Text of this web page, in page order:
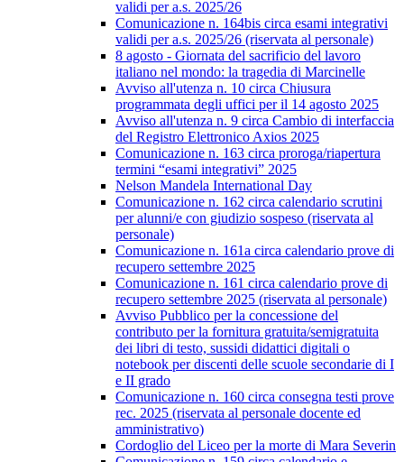
validi per a.s. 2025/26
Comunicazione n. 164bis circa esami integrativi
validi per a.s. 2025/26 (riservata al personale)
8 agosto - Giornata del sacrificio del lavoro
italiano nel mondo: la tragedia di Marcinelle
Avviso all'utenza n. 10 circa Chiusura
programmata degli uffici per il 14 agosto 2025
Avviso all'utenza n. 9 circa Cambio di interfaccia
del Registro Elettronico Axios 2025
Comunicazione n. 163 circa proroga/riapertura
termini “esami integrativi” 2025
Nelson Mandela International Day
Comunicazione n. 162 circa calendario scrutini
per alunni/e con giudizio sospeso (riservata al
personale)
Comunicazione n. 161a circa calendario prove di
recupero settembre 2025
Comunicazione n. 161 circa calendario prove di
recupero settembre 2025 (riservata al personale)
Avviso Pubblico per la concessione del
contributo per la fornitura gratuita/semigratuita
dei libri di testo, sussidi didattici digitali o
notebook per discenti delle scuole secondarie di I
e II grado
Comunicazione n. 160 circa consegna testi prove
rec. 2025 (riservata al personale docente ed
amministrativo)
Cordoglio del Liceo per la morte di Mara Severin